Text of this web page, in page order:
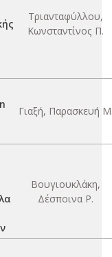
Τριανταφύλλου,
Κωνσταντίνος Π.
Γιαξή, Παρασκευή
Βουγιουκλάκη,
Δέσποινα Ρ.